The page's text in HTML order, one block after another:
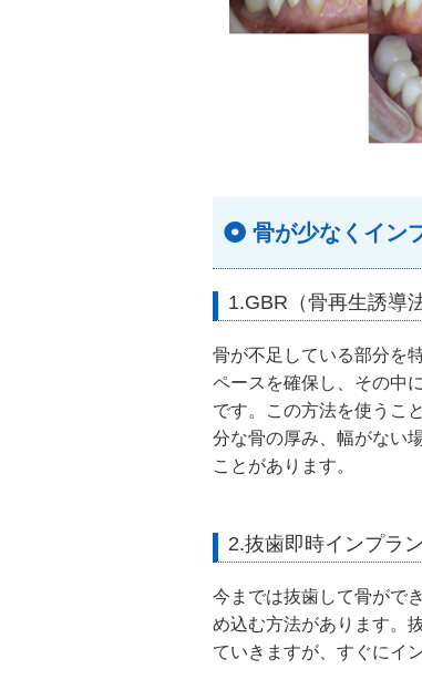
骨が少なくイン
1.GBR（骨再生誘導法
骨が不足している部分を
ペースを確保し、その中
です。この方法を使うこ
分な骨の厚み、幅がない
ことがあります。
2.抜歯即時インプラ
今までは抜歯して骨がで
め込む方法があります。
ていきますが、すぐにイ